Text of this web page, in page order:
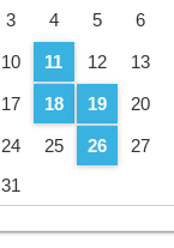
3
4 5 6
10 11 12 13
17 18 19 20
24 25 26 27
31